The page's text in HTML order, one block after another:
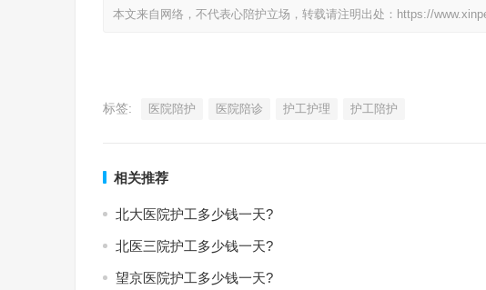
本文来自网络，不代表心陪护立场，转载请注明出处：https://
标签: 医院陪护 医院陪诊 护工护理 护工陪护
相关推荐
北大医院护工多少钱一天?
北医三院护工多少钱一天?
望京医院护工多少钱一天?